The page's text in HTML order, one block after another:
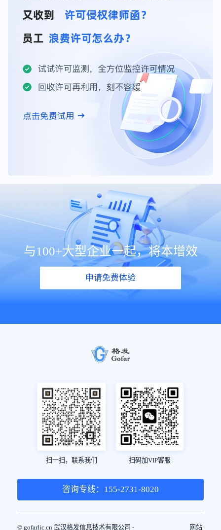
与100+大型企业一起，将本增效
申请免费体验
扫一扫，联系我们 扫码加VIP客服
咨询专线：155-2731-8020
© gofarlic.cn 武汉格发信息技术有限公司 - 网站